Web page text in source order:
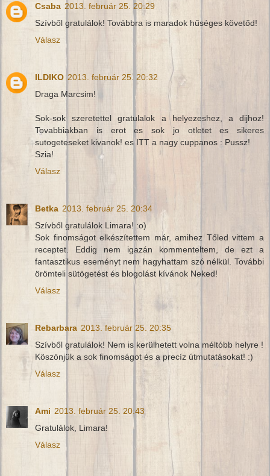
Csaba 2013. február 25. 20:29
Szívből gratulálok! Továbbra is maradok hűséges követőd!
Válasz
ILDIKO 2013. február 25. 20:32
Draga Marcsim!
Sok-sok szeretettel gratulalok a helyezeshez, a dijhoz!
Tovabbiakban is erot es sok jo otletet es sikeres
sutogeteseket kivanok! es ITT a nagy cuppanos : Pussz!
Szia!
Válasz
Betka 2013. február 25. 20:34
Szívből gratulálok Limara! :o)
Sok finomságot elkészítettem már, amihez Tőled vittem a
receptet. Eddig nem igazán kommenteltem, de ezt a
fantasztikus eseményt nem hagyhattam szó nélkül. További
örömteli sütögetést és blogolást kívánok Neked!
Válasz
Rebarbara 2013. február 25. 20:35
Szívből gratulálok! Nem is kerülhetett volna méltóbb helyre !
Köszönjük a sok finomságot és a precíz útmutatásokat! :)
Válasz
Ami 2013. február 25. 20:43
Gratulálok, Limara!
Válasz